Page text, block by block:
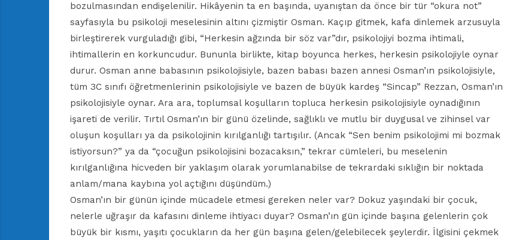
bozulmasından endişelenilir. Hikâyenin ta en başında, uyanıştan da önce bir tür “okura not”
sayfasıyla bu psikoloji meselesinin altını çizmiştir Osman. Kaçıp gitmek, kafa dinlemek arzusuyla
birleştirerek vurguladığı gibi, “Herkesin ağzında bir söz var”dır, psikolojiyi bozma ihtimali,
ihtimallerin en korkuncudur. Bununla birlikte, kitap boyunca herkes, herkesin psikolojiyle oynar
durur. Osman anne babasının psikolojisiyle, bazen babası bazen annesi Osman’ın psikolojisiyle,
tüm 3C sınıfı öğretmenlerinin psikolojisiyle ve bazen de büyük kardeş “Sincap” Rezzan, Osman’ın
psikolojisiyle oynar. Ara ara, toplumsal koşulların topluca herkesin psikolojisiyle oynadığının
işareti de verilir. Tırtıl Osman’ın bir günü özelinde, sağlıklı ve mutlu bir duygusal ve zihinsel var
oluşun koşulları ya da psikolojinin kırılganlığı tartışılır. (Ancak “Sen benim psikolojimi mi bozmak
istiyorsun?” ya da “çocuğun psikolojisini bozacaksın,” tekrar cümleleri, bu meselenin
kırılganlığına hicveden bir yaklaşım olarak yorumlanabilse de tekrardaki sıklığın bir noktada
anlam/mana kaybına yol açtığını düşündüm.)
Osman’ın bir günün içinde mücadele etmesi gereken neler var? Dokuz yaşındaki bir çocuk,
nelerle uğraşır da kafasını dinleme ihtiyacı duyar? Osman’ın gün içinde başına gelenlerin çok
büyük bir kısmı, yaşıtı çocukların da her gün başına gelen/gelebilecek şeylerdir. İlgisini çekmek